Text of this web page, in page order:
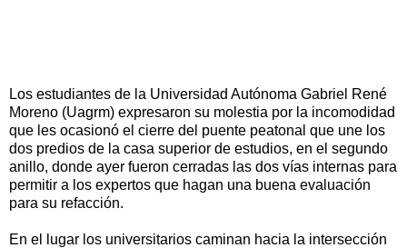
Los estudiantes de la Universidad Autónoma Gabriel René
Moreno (Uagrm) expresaron su molestia por la incomodidad
que les ocasionó el cierre del puente peatonal que une los
dos predios de la casa superior de estudios, en el segundo
anillo, donde ayer fueron cerradas las dos vías internas para
permitir a los expertos que hagan una buena evaluación
para su refacción.
En el lugar los universitarios caminan hacia la intersección